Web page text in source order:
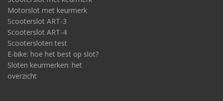
Motorslot met keurmerk
Scooterslot ART-3
Scooterslot ART-4
Scootersloten test
E-bike: hoe het best op slot?
Sloten keurmerken: het
overzicht